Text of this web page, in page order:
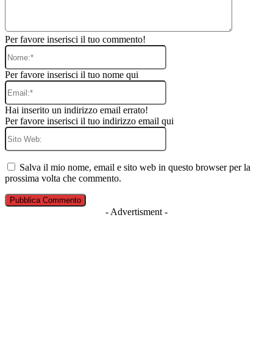
Per favore inserisci il tuo commento!
Nome:*
Per favore inserisci il tuo nome qui
Email:*
Hai inserito un indirizzo email errato!
Per favore inserisci il tuo indirizzo email qui
Sito
Salva il mio nome, email e sito web in questo browser per la
prossima volta che commento.
- Advertisment -